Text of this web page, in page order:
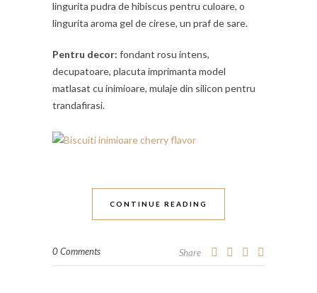
lingurita pudra de hibiscus pentru culoare, o
lingurita aroma gel de cirese, un praf de sare.
Pentru decor: fondant rosu intens,
decupatoare, placuta imprimanta model
matlasat cu inimioare, mulaje din silicon pentru
trandafirasi.
CONTINUE READING
0 Comments Share